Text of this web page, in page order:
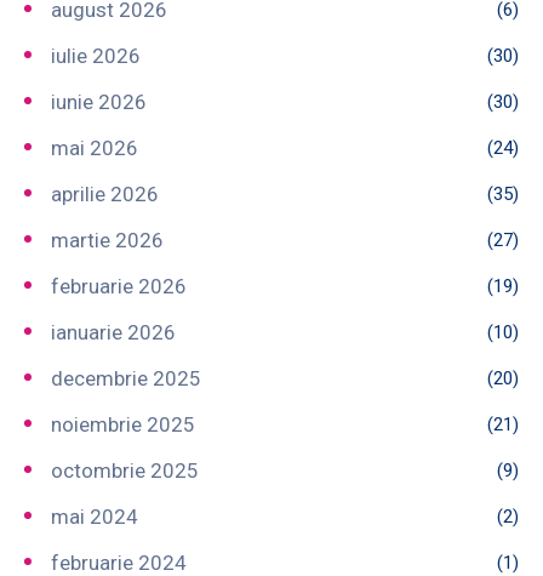
august 2026 (6)
iulie 2026 (30)
iunie 2026 (30)
mai 2026 (24)
aprilie 2026 (35)
martie 2026 (27)
februarie 2026 (19)
ianuarie 2026 (10)
decembrie 2025 (20)
noiembrie 2025 (21)
octombrie 2025 (9)
mai 2024 (2)
februarie 2024 (1)